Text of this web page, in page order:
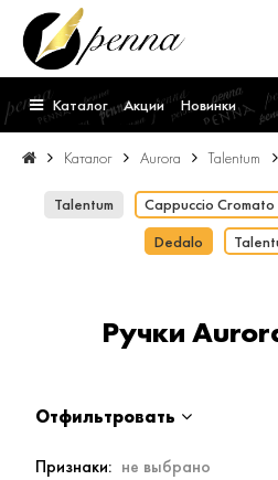
Каталог Акции Новинки
Каталог Aurora Talentum
Talentum Cappuccio Cromato
Dedalo
Ручки
Отфильтровать
Признаки